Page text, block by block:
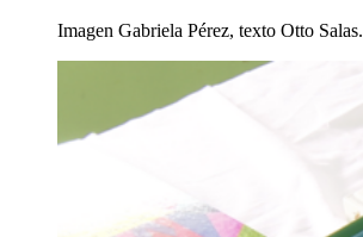
Imagen Gabriela Pérez, texto Otto Salas.